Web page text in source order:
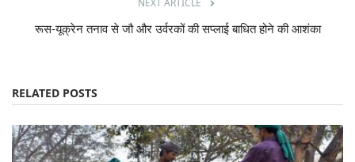
रूस-यूक्रेन तनाव से जौ और उर्वरकों की सप्लाई बाधित होने की आशंका
RELATED POSTS